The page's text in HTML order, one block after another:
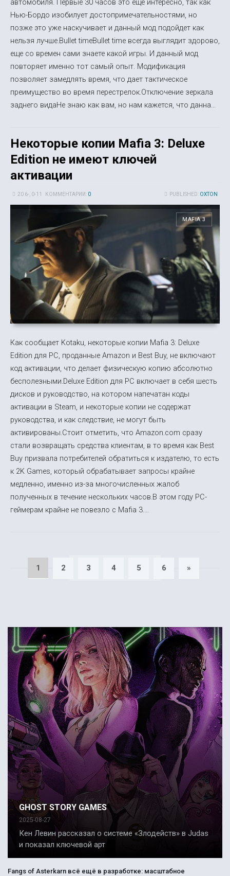
автомобиля. Первые 30 часов это еще интересно, так как
Нью-Бордо изобилует достопримечательностями, но
позже это уже наскучивает и данный мод подойдет как
нельзя лучше.Bullet timeBullet time всегда выглядит здорово,
еще со времен сами знаете какой игры. И данный мод
повторяет именно тот самый опыт. Модификация
позволяет замедлять время, что дает тактическое
преимущество во время перестрелок.Отключение зеркала
заднего видаНе знаю как вам, но нам кажется, что данна...
Некоторые копии Mafia 3: Deluxe
Edition не имеют ключей
активации
PUBLISHED: OXTON
20 6-, 0-11 КОММЕНТАРИИ: 0
MAFIA 3
Как сообщает Kotaku, некоторые копии Mafia 3: Deluxe
Edition для PC, проданные Amazon и Best Buy, не включают
код активации, что делает физическую копию абсолютно
бесполезными.Deluxe Edition для PC включает в себя шесть
дисков и руководство, на котором напечатан коды
активации в Steam, и некоторые копии не содержат
руководства, и как следствие, не могут быть
активированы.Стоит отметить, что Amazon.com сразу
стали возвращать средства клиентам, в то время как Best
Buy призвала потребителей обратиться к издателю, то есть
к 2K Games, который обрабатывает запросы крайне
медленно, именно из-за многочисленных жалоб
полученных в течение нескольких часов.В этом году PC-
геймерам крайне не повезло с Mafia 3....
1 2 3 4 5 6 »
GHOST STORY GAMES
2025-08-27
Кен Левин рассказал о системе «Злодейств» в Judas
и показал ключевой арт
Fangs of Asterkarn всё ещё в разработке: масштабное